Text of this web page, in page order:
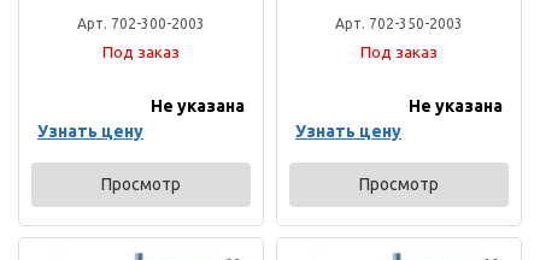
Арт. 702-300-2003
Под заказ
Не указана
Узнать цену
Просмотр
Арт. 702-350-2003
Под заказ
Не указана
Узнать цену
Просмотр